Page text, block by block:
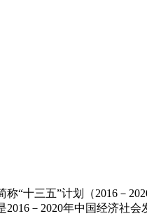
“十三五”计划（2016－
－2020年中国经济社